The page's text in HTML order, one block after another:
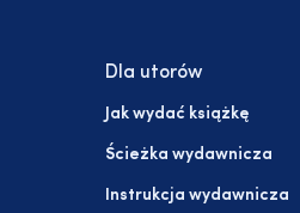
Dla utorów
Jak wydać książkę
Ścieżka wydawnicza
Instrukcja wydawnicza